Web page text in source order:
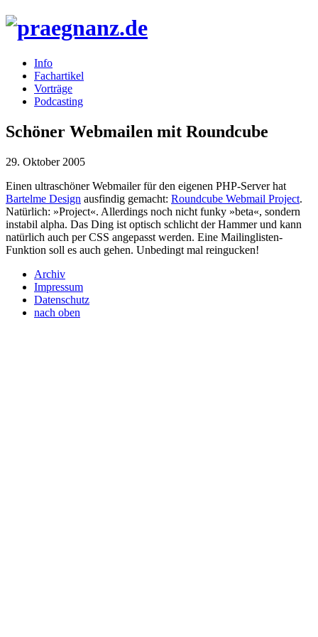
Info
Fachartikel
Vorträge
Podcasting
Schöner Webmailen mit Roundcube
29. Oktober 2005
Einen ultraschöner Webmailer für den eigenen PHP-Server hat
Bartelme Design ausfindig gemacht: Roundcube Webmail Project.
Natürlich: »Project«. Allerdings noch nicht funky »beta«, sondern
instabil alpha. Das Ding ist optisch schlicht der Hammer und kann
natürlich auch per CSS angepasst werden. Eine Mailinglisten-
Funktion soll es auch gehen. Unbedingt mal reingucken!
Archiv
Impressum
Datenschutz
nach oben